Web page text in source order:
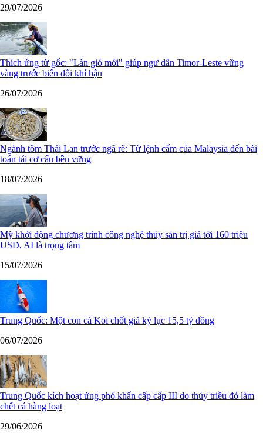
29/07/2026
Thích ứng từ gốc: "Làn gió mới" giúp ngư dân Timor-Leste vững
vàng trước biến đổi khí hậu
26/07/2026
Ngành tôm Thái Lan trước ngã rẽ: Từ lệnh cấm của Malaysia đến bài
toán tái cơ cấu bền vững
18/07/2026
Mỹ khởi động chương trình công nghệ thủy sản trị giá tới 160 triệu
USD, AI là trọng tâm
15/07/2026
Trung Quốc: Một con cá Koi chốt giá kỷ lục 15,5 tỷ đồng
06/07/2026
Trung Quốc kích hoạt ứng phó khẩn cấp cấp III do thủy triều đỏ làm
chết cá hàng loạt
29/06/2026